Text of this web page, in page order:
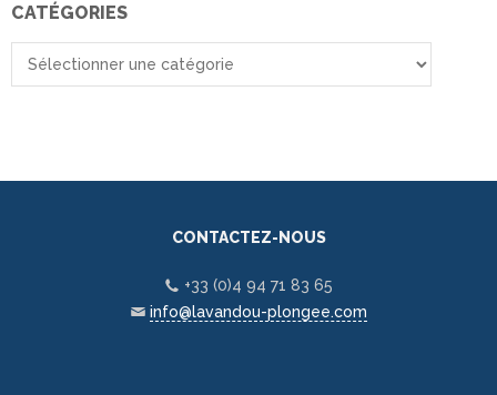
CATÉGORIES
CONTACTEZ-NOUS
+33 (0)4 94 71 83 65
info@lavandou-plongee.com